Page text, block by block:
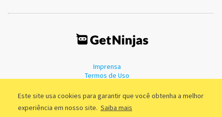
Este site usa cookies para garantir que você obtenha a melhor
experiência em nosso site. Saiba mais
Imprensa
Termos de Uso